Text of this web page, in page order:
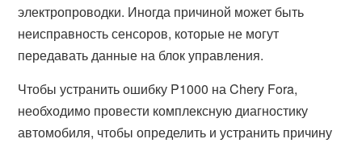
электропроводки. Иногда причиной может быть
неисправность сенсоров, которые не могут
передавать данные на блок управления.
Чтобы устранить ошибку P1000 на Chery Fora,
необходимо провести комплексную диагностику
автомобиля, чтобы определить и устранить причину